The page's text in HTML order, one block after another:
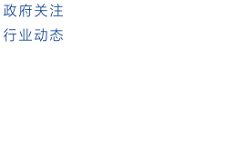
政府关注
行业动态